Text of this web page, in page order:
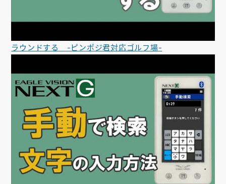
ラウンドする -ピンポジ君対応ゴルフ場-